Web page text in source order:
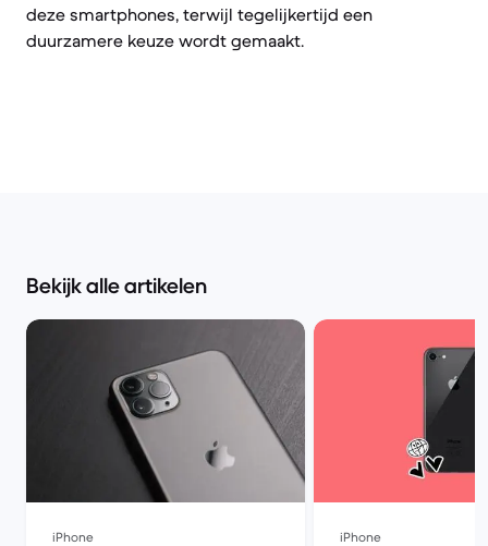
deze smartphones, terwijl tegelijkertijd een
duurzamere keuze wordt gemaakt.
Bekijk alle artikelen
iPhone iPhone